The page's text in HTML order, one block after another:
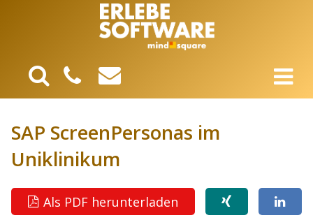
SAP ScreenPersonas im
Uniklinikum
Als PDF herunterladen